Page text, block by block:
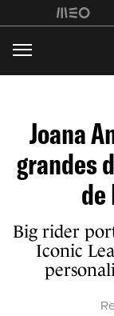
Joana
grandes
de
Big rider
Iconic